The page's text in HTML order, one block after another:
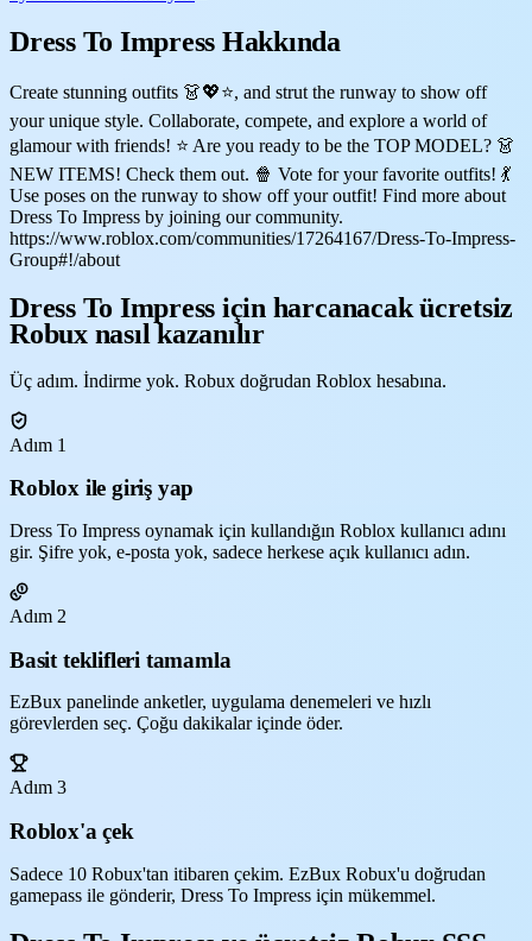
Dress To Impress Hakkında
Create stunning outfits 👗💖⭐, and strut the runway to show off
your unique style. Collaborate, compete, and explore a world of
glamour with friends! ⭐ Are you ready to be the TOP MODEL? 👗
NEW ITEMS! Check them out. 🍿 Vote for your favorite outfits! 💃
Use poses on the runway to show off your outfit! Find more about
Dress To Impress by joining our community.
https://www.roblox.com/communities/17264167/Dress-To-Impress-
Group#!/about
Dress To Impress için harcanacak ücretsiz
Robux nasıl kazanılır
Üç adım. İndirme yok. Robux doğrudan Roblox hesabına.
Adım 1
Roblox ile giriş yap
Dress To Impress oynamak için kullandığın Roblox kullanıcı adını
gir. Şifre yok, e-posta yok, sadece herkese açık kullanıcı adın.
Adım 2
Basit teklifleri tamamla
EzBux panelinde anketler, uygulama denemeleri ve hızlı
görevlerden seç. Çoğu dakikalar içinde öder.
Adım 3
Roblox'a çek
Sadece 10 Robux'tan itibaren çekim. EzBux Robux'u doğrudan
gamepass ile gönderir, Dress To Impress için mükemmel.